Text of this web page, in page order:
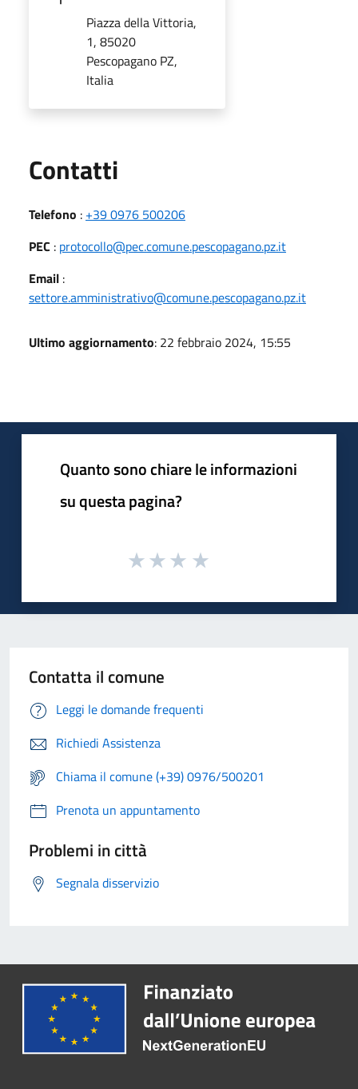
Piazza della Vittoria,
1, 85020
Pescopagano PZ,
Italia
Contatti
Telefono : +39 0976 500206
PEC : protocollo@pec.comune.pescopagano.pz.it
Email :
settore.amministrativo@comune.pescopagano.pz.it
Ultimo aggiornamento: 22 febbraio 2024, 15:55
Quanto sono chiare le informazioni
su questa pagina?
Contatta il comune
Leggi le domande frequenti
Richiedi Assistenza
Chiama il comune (+39) 0976/500201
Prenota un appuntamento
Problemi in città
Segnala disservizio